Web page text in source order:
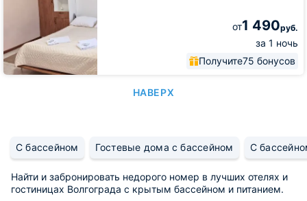
от1 490руб.
за 1 ночь
Получите75 бонусов
НАВЕРХ
С бассейном Гостевые дома с бассейном С
Найти и забронировать недорого номер в лучших отелях и
гостиницах Волгограда с крытым бассейном и питанием.